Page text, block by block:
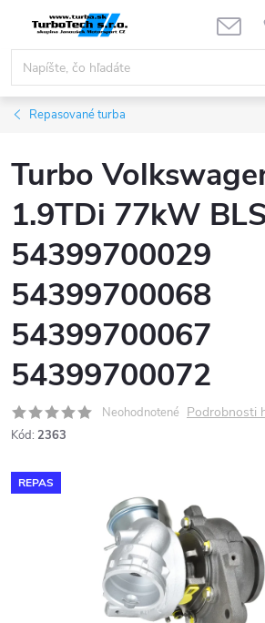
obsah
Repasované turba
Turbo
1.9TDi 77kW
54399700029
54399700068
54399700067
54399700072
Neohodnotené Podrobnosti
Kód: 2363
REPAS